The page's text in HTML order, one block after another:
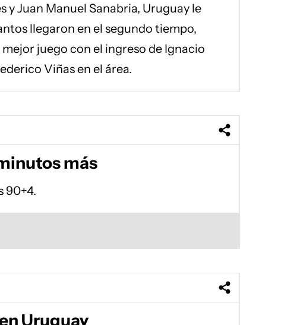
y Juan Manuel Sanabria, Uruguay le
llegaron en el segundo tiempo,
juego con el ingreso de Ignacio
Viñas en el área.
más
90+4.
Uruguay